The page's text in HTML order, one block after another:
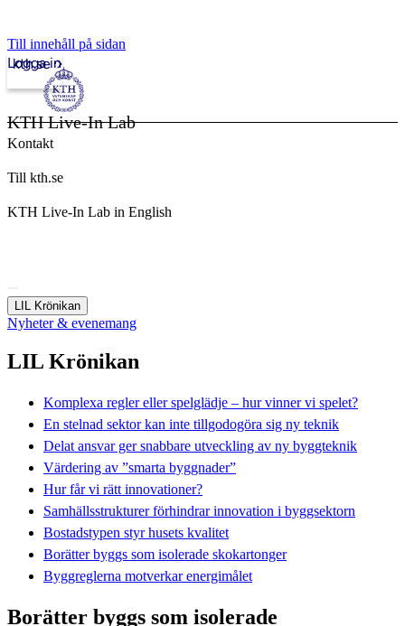
Till innehåll på sidan
kth.se
Logga in
KTH Live-In Lab
Kontakt
Till kth.se
KTH Live-In Lab in English
LIL Krönikan
Nyheter & evenemang
LIL Krönikan
Komplexa regler eller spelglädje – hur vinner vi spelet?
En stelnad sektor kan inte tillgodogöra sig ny teknik
Delat ansvar ger snabbare utveckling av ny byggteknik
Värdering av ”smarta byggnader”
Hur får vi rätt innovationer?
Samhällsstrukturer förhindrar innovation i byggsektorn
Bostadstypen styr husets kvalitet
Borätter byggs som isolerade skokartonger
Byggreglerna motverkar energimålet
Borätter byggs som isolerade